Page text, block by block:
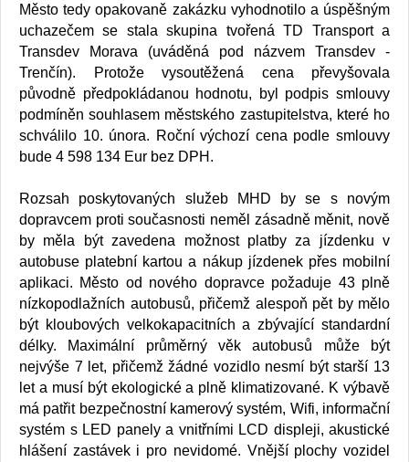
Město tedy opakovaně zakázku vyhodnotilo a úspěšným
uchazečem se stala skupina tvořená TD Transport a
Transdev Morava (uváděná pod názvem Transdev -
Trenčín). Protože vysoutěžená cena převyšovala
původně předpokládanou hodnotu, byl podpis smlouvy
podmíněn souhlasem městského zastupitelstva, které ho
schválilo 10. února. Roční výchozí cena podle smlouvy
bude 4 598 134 Eur bez DPH.
Rozsah poskytovaných služeb MHD by se s novým
dopravcem proti současnosti neměl zásadně měnit, nově
by měla být zavedena možnost platby za jízdenku v
autobuse platební kartou a nákup jízdenek přes mobilní
aplikaci. Město od nového dopravce požaduje 43 plně
nízkopodlažních autobusů, přičemž alespoň pět by mělo
být kloubových velkokapacitních a zbývající standardní
délky. Maximální průměrný věk autobusů může být
nejvýše 7 let, přičemž žádné vozidlo nesmí být starší 13
let a musí být ekologické a plně klimatizované. K výbavě
má patřit bezpečnostní kamerový systém, Wifi, informační
systém s LED panely a vnitřními LCD displeji, akustické
hlášení zastávek i pro nevidomé. Vnější plochy vozidel